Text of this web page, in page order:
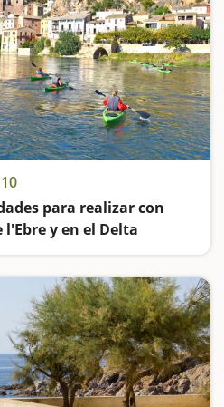
para realizar con
l'Ebre y en el Delta